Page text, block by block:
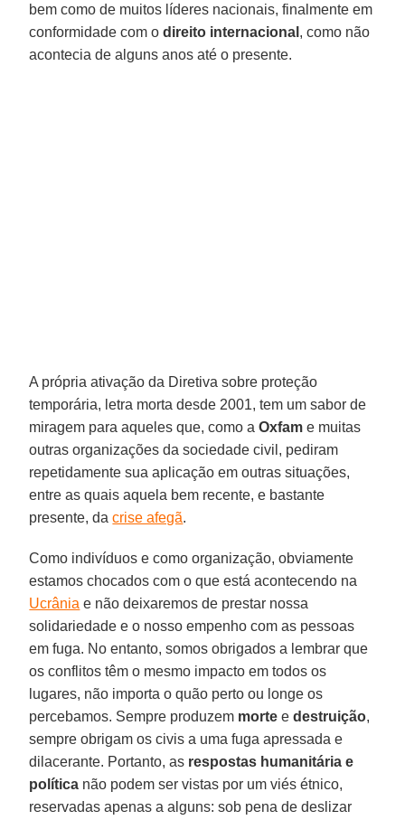
bem como de muitos líderes nacionais, finalmente em
conformidade com odireito internacional , como não
acontecia de alguns anos até o presente.
A própria ativação da Diretiva sobre proteção
temporária, letra morta desde 2001, tem um sabor de
miragem para aqueles que, como aOxfam e muitas
outras organizações da sociedade civil, pediram
repetidamente sua aplicação em outras situações,
entre as quais aquela bem recente, e bastante
presente, dacrise afegã.
Como indivíduos e como organização, obviamente
estamos chocados com o que está acontecendo na
Ucrânia e não deixaremos de prestar nossa
solidariedade e o nosso empenho com as pessoas
em fuga. No entanto, somos obrigados a lembrar que
os conflitos têm o mesmo impacto em todos os
lugares, não importa o quão perto ou longe os
percebamos. Sempre produzem morte edestruição,
sempre obrigam os civis a uma fuga apressada e
dilacerante. Portanto, as respostas humanitária e
política não podem ser vistas por um viés étnico,
reservadas apenas a alguns: sob pena de deslizar